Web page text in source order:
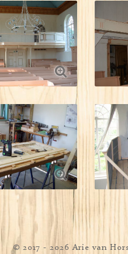
© 2017 - 2026 Arie van